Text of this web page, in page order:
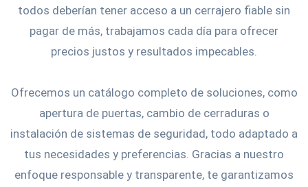
todos deberían tener acceso a un cerrajero fiable sin
pagar de más, trabajamos cada día para ofrecer
precios justos y resultados impecables.
Ofrecemos un catálogo completo de soluciones, como
apertura de puertas, cambio de cerraduras o
instalación de sistemas de seguridad, todo adaptado a
tus necesidades y preferencias. Gracias a nuestro
enfoque responsable y transparente, te garantizamos